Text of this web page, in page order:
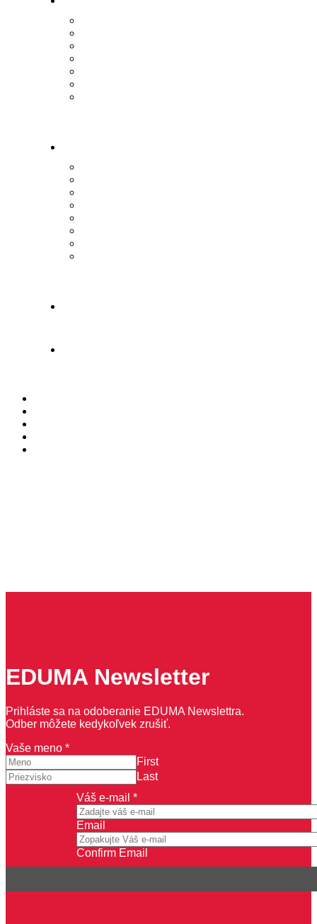
EDUMA Newsletter
Prihláste sa na odoberanie EDUMA Newslettra.
Odber môžete kedykoľvek zrušiť.
Vaše meno *
First
Last
Váš e-mail *
Email
Confirm Email